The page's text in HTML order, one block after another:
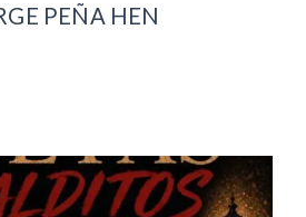
PEÑA HEN